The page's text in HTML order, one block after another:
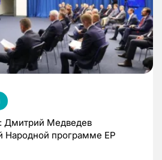
Дмитрий Медведев
Народной программе ЕР